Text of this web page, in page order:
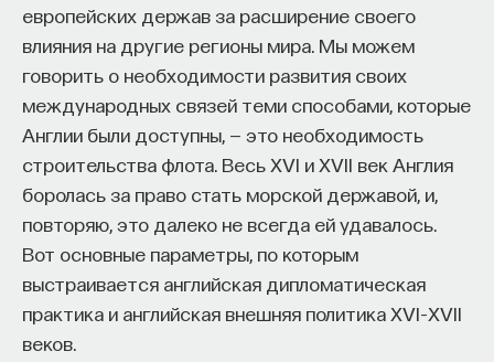
европейских держав за расширение своего
влияния на другие регионы мира. Мы можем
говорить о необходимости развития своих
международных связей теми способами, которые
Англии были доступны, — это необходимость
строительства флота. Весь XVI и XVII век Англия
боролась за право стать морской державой, и,
повторяю, это далеко не всегда ей удавалось.
Вот основные параметры, по которым
выстраивается английская дипломатическая
практика и английская внешняя политика XVI–XVII
веков.
— Понимать причины нейро- и психопатологий
— Осознавать связь своего поведения
и эмоций с активностью нейромедиаторов
мозга
Автор курса:Вячеслав Дубынин— доктор
биологических наук, профессор кафедры
физиологии человека и животных биологического
факультета МГУ им. М.В. Ломоносова
3/10/2025